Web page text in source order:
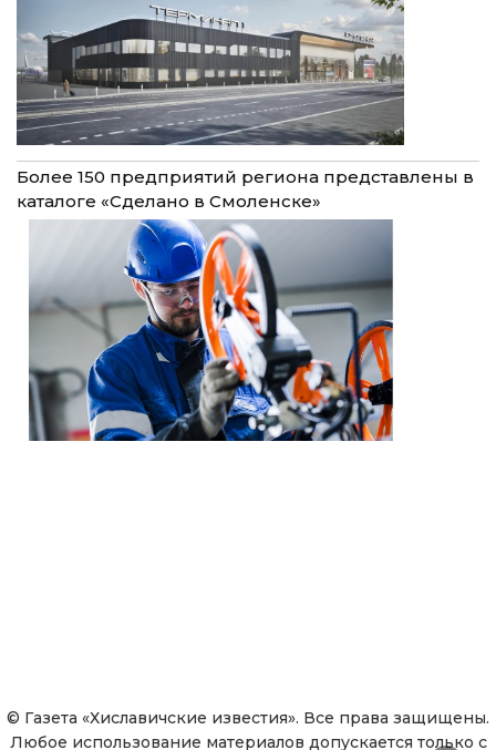
Более 150 предприятий региона представлены в
каталоге «Сделано в Смоленске»
© Газета «Хиславичские известия». Все права защищены.
Любое использование материалов допускается только с